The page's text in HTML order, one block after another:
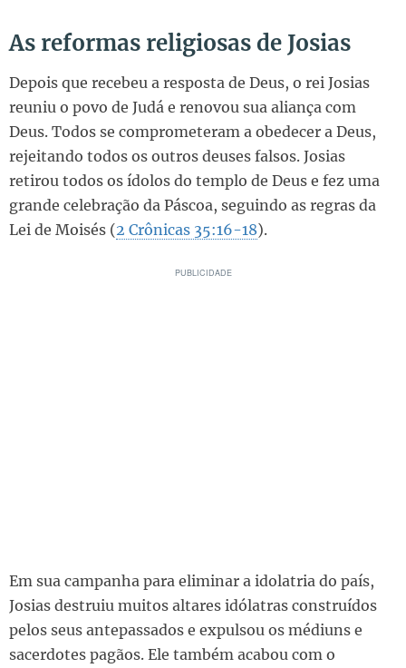
As reformas religiosas de Josias
Depois que recebeu a resposta de Deus, o rei Josias
reuniu o povo de Judá e renovou sua aliança com
Deus. Todos se comprometeram a obedecer a Deus,
rejeitando todos os outros deuses falsos. Josias
retirou todos os ídolos do templo de Deus e fez uma
grande celebração da Páscoa, seguindo as regras da
Lei de Moisés (2 Crônicas 35:16-18).
Em sua campanha para eliminar a idolatria do país,
Josias destruiu muitos altares idólatras construídos
pelos seus antepassados e expulsou os médiuns e
sacerdotes pagãos. Ele também acabou com o